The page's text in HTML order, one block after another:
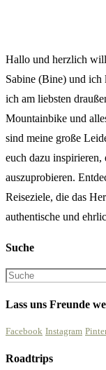
Hallo und herzlich
Sabine (Bine) und ich
ich am liebsten
Mountainbike und
sind meine große
euch dazu
auszuprobieren.
Reiseziele, die das
authentische und
Suche
Lass uns Freunde
Facebook Instagram
Roadtrips